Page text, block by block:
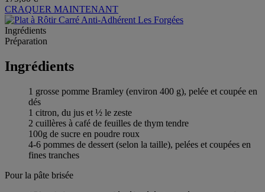
CRAQUER MAINTENANT
Ingrédients
Préparation
Ingrédients
1 grosse pomme Bramley (environ 400 g), pelée et coupée en
dés
1 citron, du jus et ½ le zeste
2 cuillères à café de feuilles de thym tendre
100g de sucre en poudre roux
4-6 pommes de dessert (selon la taille), pelées et coupées en
fines tranches
Pour la pâte brisée